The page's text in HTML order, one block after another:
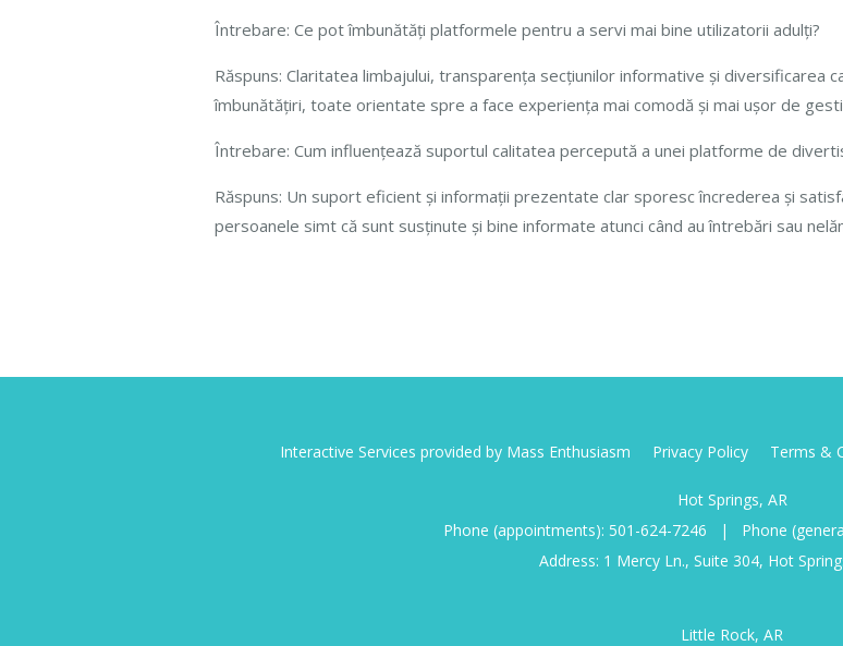
Întrebare: Ce pot îmbunătăți platformele pentru a servi mai bine utilizatorii adulți?
Răspuns: Claritatea limbajului, transparența secțiunilor informative și diversificarea
îmbunătățiri, toate orientate spre a face experiența mai comodă și mai ușor de
Întrebare: Cum influențează suportul calitatea percepută a unei platforme de
Răspuns: Un suport eficient și informații prezentate clar sporesc încrederea și
persoanele simt că sunt susținute și bine informate atunci când au întrebări sau
Interactive Services provided by Mass Enthusiasm Privacy Policy Terms &
Hot Springs, AR
Phone (appointments): 501-624-7246 | Phone
Address: 1 Mercy Ln., Suite 304, Hot
Little Rock, AR